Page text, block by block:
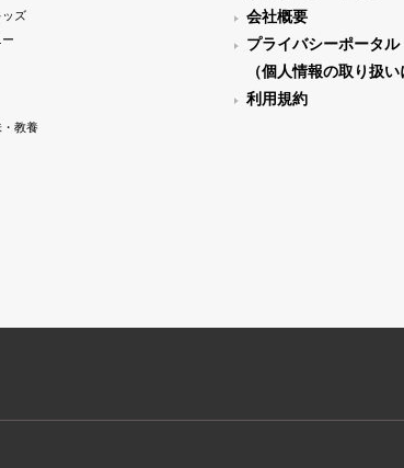
ッズ
教養
会社概要
プライバシーポータル
（個人情報の取り扱い
利用規約